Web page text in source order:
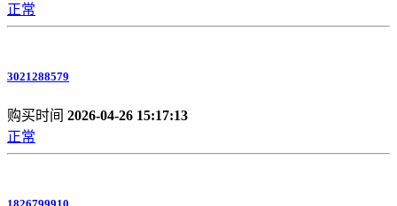
正常
3021288579
购买时间 2026-04-26 15:17:13
正常